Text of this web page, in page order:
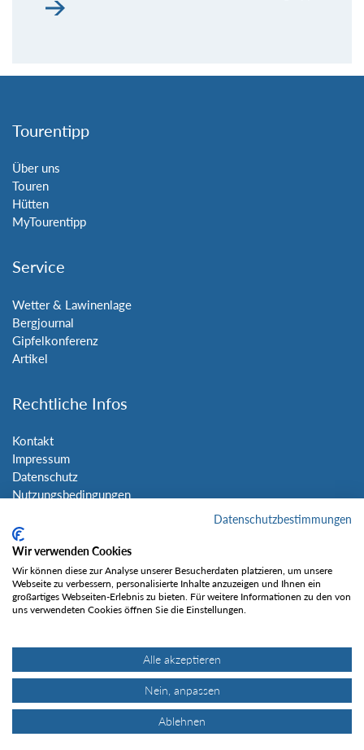
Tourentipp
Über uns
Touren
Hütten
MyTourentipp
Service
Wetter & Lawinenlage
Bergjournal
Gipfelkonferenz
Artikel
Rechtliche Infos
Kontakt
Impressum
Datenschutz
Nutzungsbedingungen
Social Media
Gefällt mir
Datenschutzbestimmungen
Wir verwenden Cookies
Wir können diese zur Analyse unserer Besucherdaten platzieren, um unsere
Webseite zu verbessern, personalisierte Inhalte anzuzeigen und Ihnen ein
großartiges Webseiten-Erlebnis zu bieten. Für weitere Informationen zu den von
uns verwendeten Cookies öffnen Sie die Einstellungen.
Alle akzeptieren
Nein, anpassen
Ablehnen